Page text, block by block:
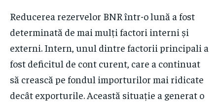
Reducerea rezervelor BNR într-o lună a fost
determinată de mai mulți factori interni și
externi. Intern, unul dintre factorii principali a
fost deficitul de cont curent, care a continuat
să crească pe fondul importurilor mai ridicate
decât exporturile. Această situație a generat o